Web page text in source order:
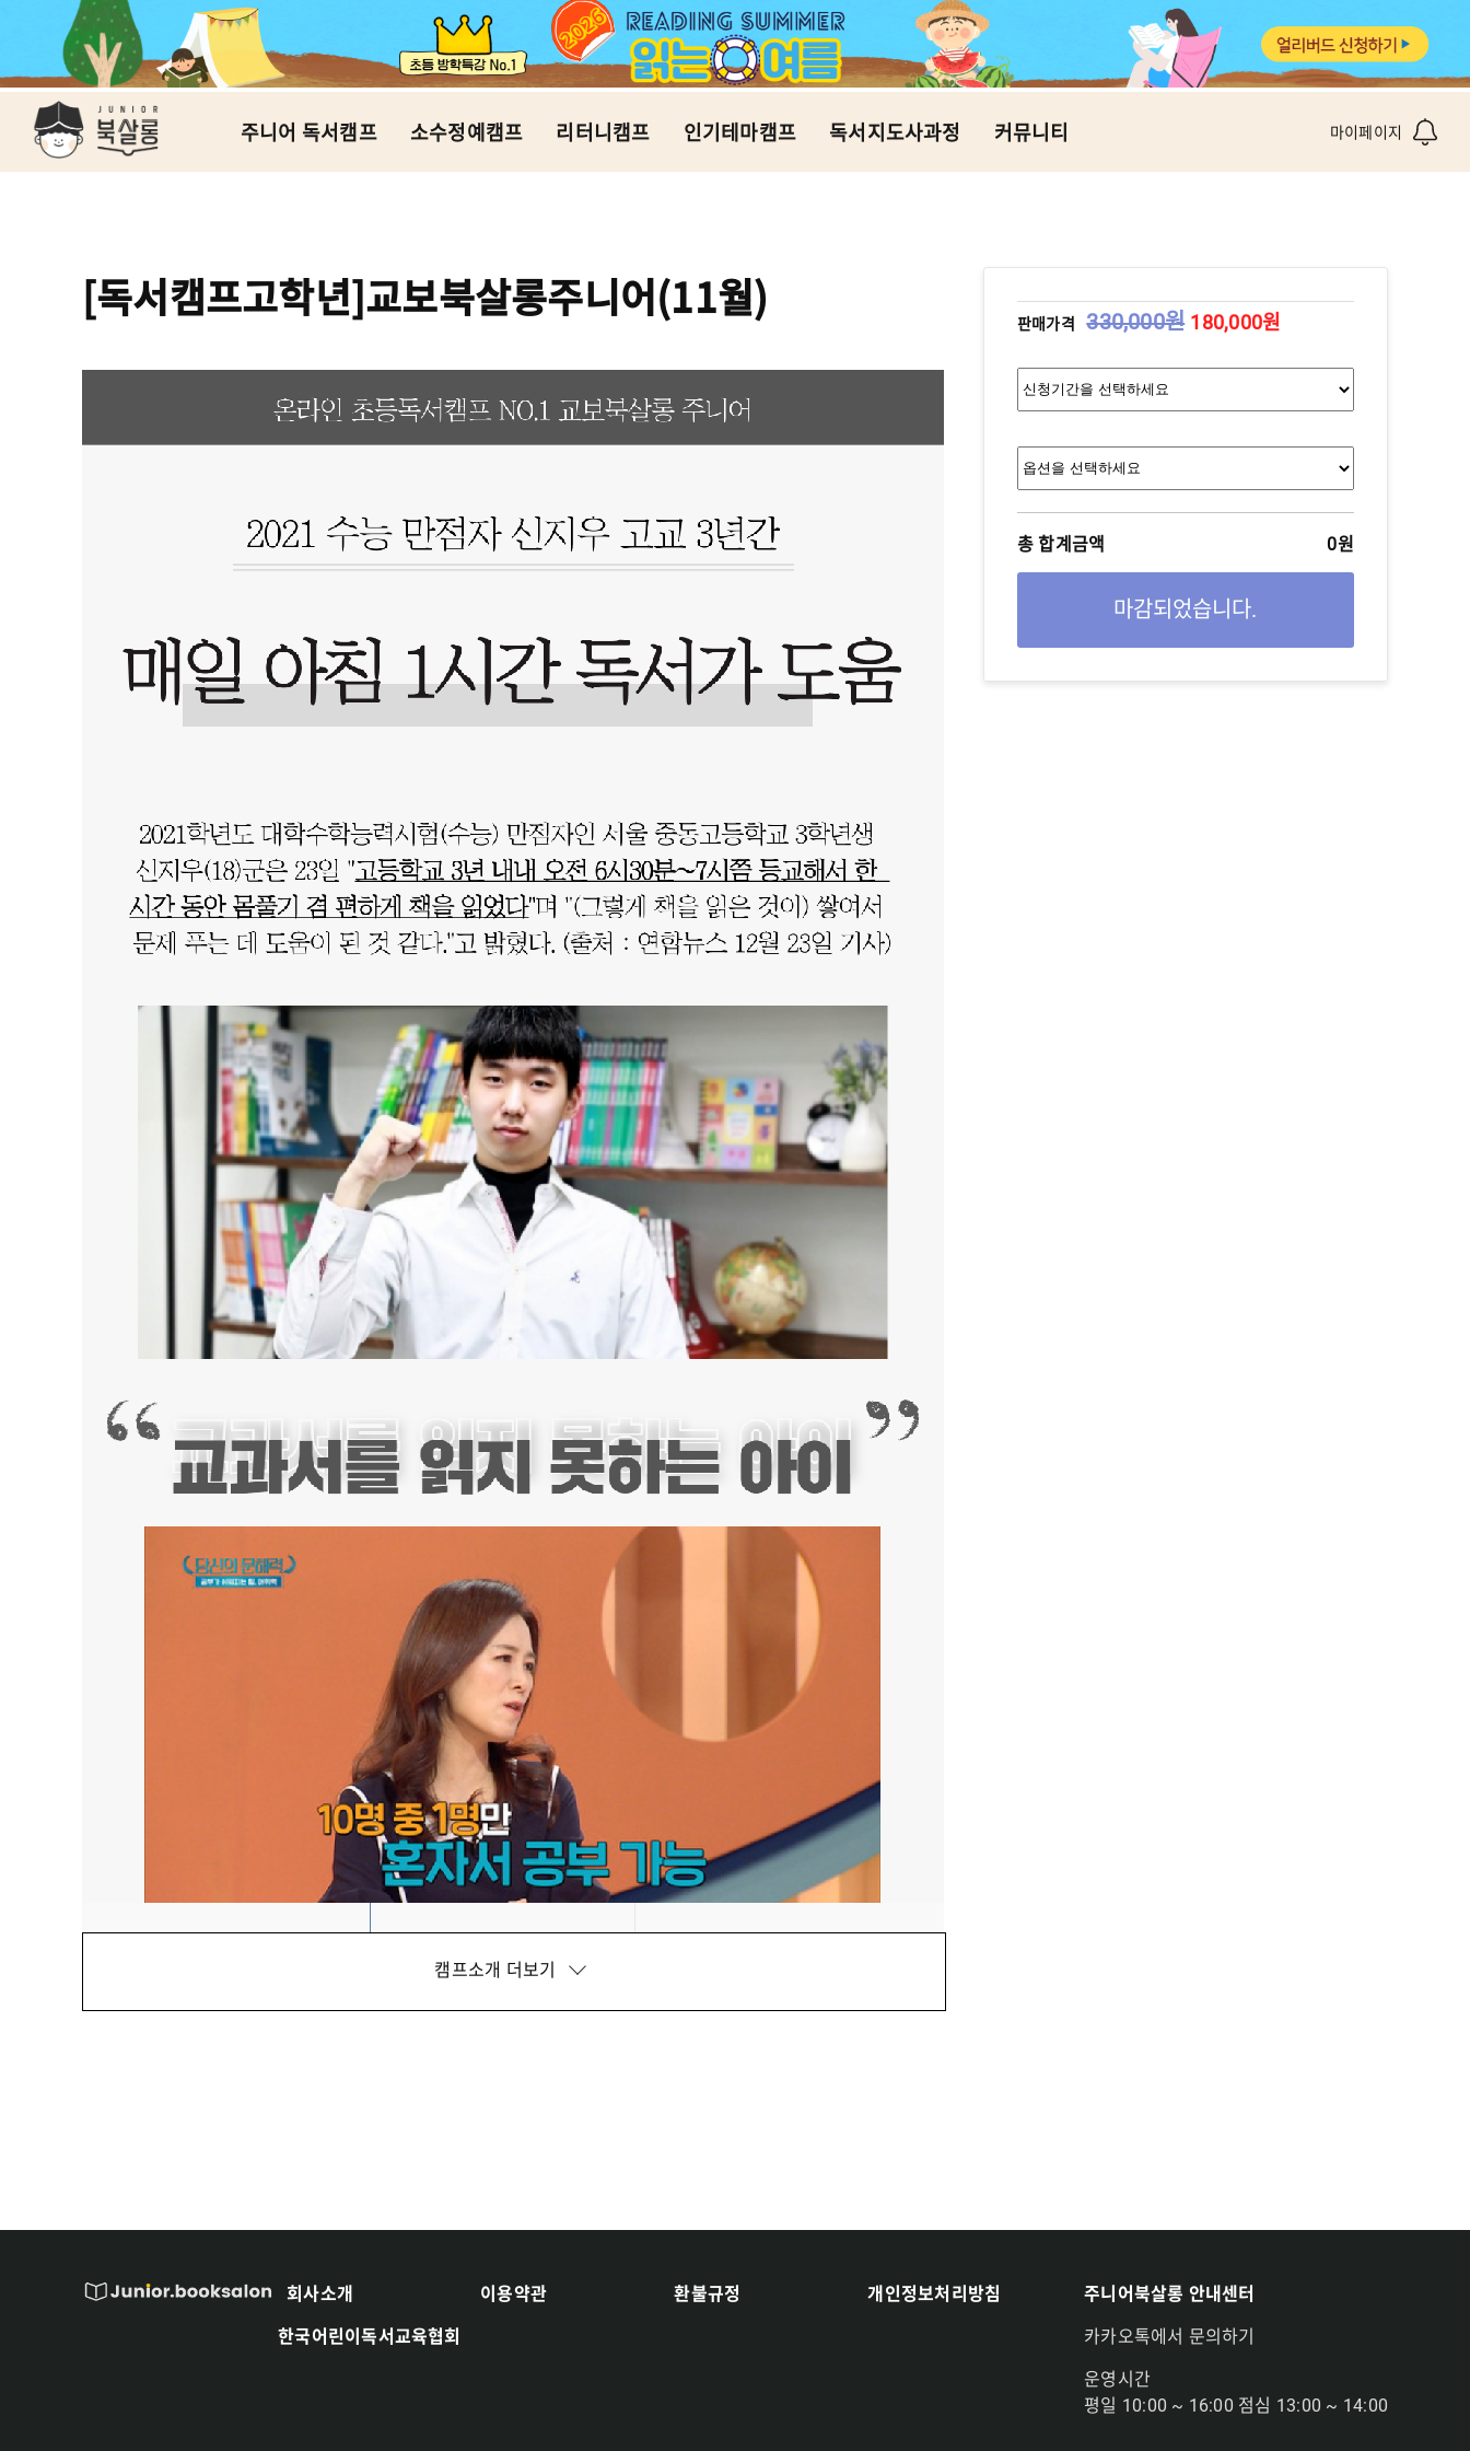
주니어 독서캠프 소수정예캠프 리터니캠프 인기테마캠프 독서지도사과정 커뮤니티 마이페이지
[독서캠프고학년]교보북살롱주니어(11월)
캠프소개 더보기
판매가격 330,000원 180,000원
총 합계금액 0원
마감되었습니다.
회사소개 이용약관 환불규정
개인정보처리방침
한국어린이독서교육협회
주니어북살롱 안내센터
카카오톡에서 문의하기
운영시간
평일 10:00 ~ 16:00 점심 13:00 ~ 14:00